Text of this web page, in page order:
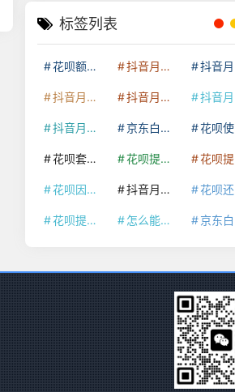
标签列表
花呗额度提升 抖音月付套现24小时接单 抖音月付套现怎么套
抖音月付套现多少手续费 抖音月付套现商家有哪些 抖音月付套现30秒技巧
抖音月付套现最新方法 京东白条额度提升 花呗使用技巧
花呗套取现金最佳方法 花呗提额技巧 花呗提现怎么操作
花呗因为套现被限额了这种情况要多久才会好 抖音月付套现秒回100起 花呗还款技巧
花呗提现到银行卡 怎么能把京东白条额度钱套出来 京东白条套出来手续费多少